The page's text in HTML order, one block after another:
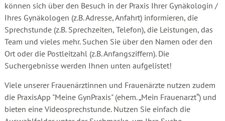
können sich über den Besuch in der Praxis Ihrer Gynäkologin /
Ihres Gynäkologen (z.B. Adresse, Anfahrt) informieren, die
Sprechstunde (z.B. Sprechzeiten, Telefon), die Leistungen, das
Team und vieles mehr. Suchen Sie über den Namen oder den
Ort oder die Postleitzahl (z.B. Anfangsziffern). Die
Suchergebnisse werden Ihnen unten aufgelistet!
Viele unserer Frauenärztinnen und Frauenärzte nutzen zudem
die PraxisApp "Meine GynPraxis" (ehem. „Mein Frauenarzt“) und
bieten eine Videosprechstunde. Nutzen Sie einfach die